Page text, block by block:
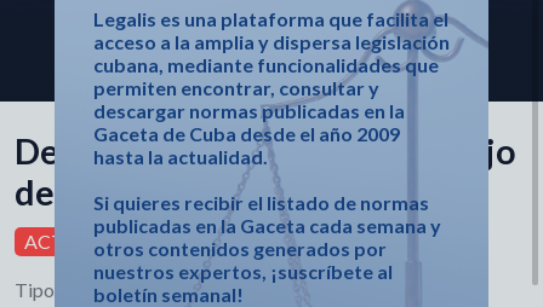
Legalis es una plataforma que facilita el
acceso a la amplia y dispersa legislación
cubana, mediante funcionalidades que
permiten encontrar, consultar y
descargar normas publicadas en la
Gaceta de Cuba desde el año 2009
hasta la actualidad.
Si quieres recibir el listado de normas
publicadas en la Gaceta cada semana y
otros contenidos generados por
nuestros expertos, ¡suscríbete al
boletín semanal!
OTRAS OPCIONES DE BÚSQUEDA
Decreto 83 de 2023 de Consejo
de Ministros
ACTIVA
Tipo:
Decreto